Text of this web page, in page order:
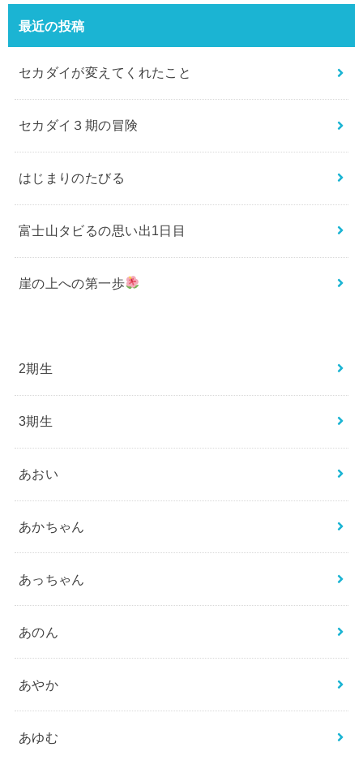
最近の投稿
セカダイが変えてくれたこと
セカダイ３期の冒険
はじまりのたびる
富士山タビるの思い出1日目
崖の上への第一歩
2期生
3期生
あおい
あかちゃん
あっちゃん
あのん
あやか
あゆむ